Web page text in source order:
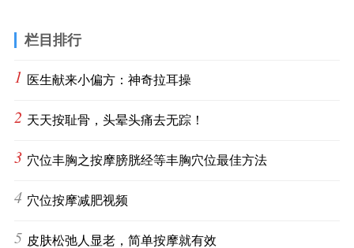
栏目排行
1 医生献来小偏方：神奇拉耳操
2 天天按耻骨，头晕头痛去无踪！
3 穴位丰胸之按摩膀胱经等丰胸穴位最佳方法
4 穴位按摩减肥视频
5 皮肤松弛人显老，简单按摩就有效